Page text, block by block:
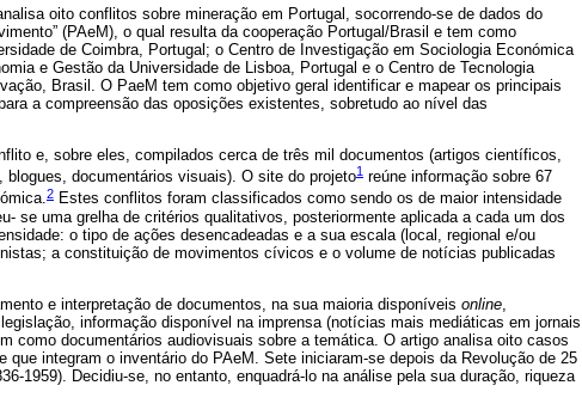
oito conflitos sobre mineração em Portugal, socorrendo-se de dados do
(PAeM), o qual resulta da cooperação Portugal/Brasil e tem como
de Coimbra, Portugal; o Centro de Investigação em Sociologia Económica
e Gestão da Universidade de Lisboa, Portugal e o Centro de Tecnologia
Brasil. O PaeM tem como objetivo geral identificar e mapear os principais
a compreensão das oposições existentes, sobretudo ao nível das
e, sobre eles, compilados cerca de três mil documentos (artigos científicos,
documentários visuais). O site do projeto1 reúne informação sobre 67
2 Estes conflitos foram classificados como sendo os de maior intensidade
se uma grelha de critérios qualitativos, posteriormente aplicada a cada um dos
o tipo de ações desencadeadas e a sua escala (local, regional e/ou
a constituição de movimentos cívicos e o volume de notícias publicadas
e interpretação de documentos, na sua maioria disponíveis online
informação disponível na imprensa (notícias mais mediáticas em jornais
como documentários audiovisuais sobre a temática. O artigo analisa oito casos
que integram o inventário do PAeM. Sete iniciaram-se depois da Revolução de 25
1959). Decidiu-se, no entanto, enquadrá-lo na análise pela sua duração, riqueza